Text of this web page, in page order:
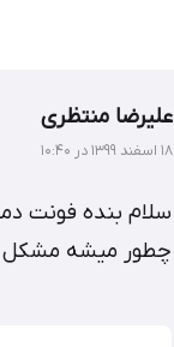
علیرضا منتظری
۱۸ اسفند ۱۳۹۹ در ۱۰:۴۰
سلام بنده فونت
چطور میشه مشکل